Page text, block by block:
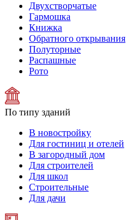
Двухстворчатые
Гармошка
Книжка
Обратного открывания
Полуторные
Распашные
Рото
По типу зданий
В новостройку
Для гостиниц и отелей
В загородный дом
Для строителей
Для школ
Строительные
Для дачи